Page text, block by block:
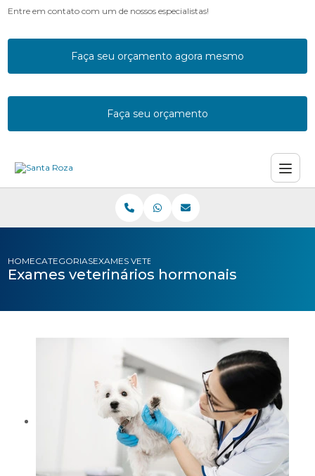
Entre em contato com um de nossos especialistas!
Faça seu orçamento agora mesmo
Faça seu orçamento
HOMECATEGORIASEXAMES VETERINARIOS HORMONAIS
Exames veterinários hormonais